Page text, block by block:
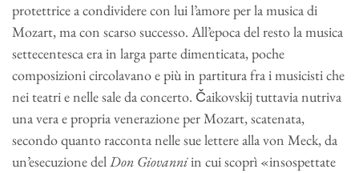
protettrice a condividere con lui l’amore per la musica di
Mozart, ma con scarso successo. All’epoca del resto la musica
settecentesca era in larga parte dimenticata, poche
composizioni circolavano e più in partitura fra i musicisti che
nei teatri e nelle sale da concerto. Čaikovskij tuttavia nutriva
una vera e propria venerazione per Mozart, scatenata,
secondo quanto racconta nelle sue lettere alla von Meck, da
un’esecuzione delDon Giovanniin cui scoprì «insospettate